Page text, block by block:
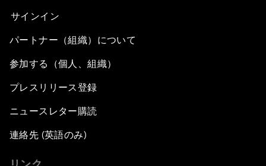
サインイン
パートナー（組織）について
参加する（個人、組織）
プレスリリース登録
ニュースレター購読
連絡先 (英語のみ)